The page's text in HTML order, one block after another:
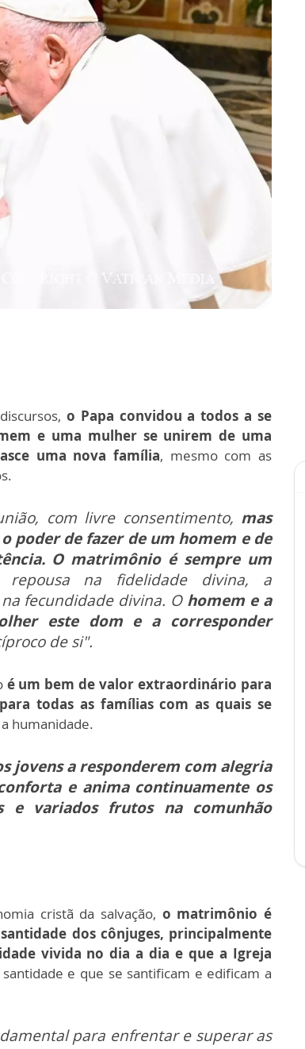
o Papa convidou a todos a se
e uma mulher se unirem de uma
uma nova família, mesmo com as
com livre consentimento, mas
poder de fazer de um homem e de
O matrimônio é sempre um
na fidelidade divina, a
fecundidade divina. Ohomem e a
este dom e a corresponder
de si".
é um bem de valor extraordinário para
todas as famílias com as quais se
humanidade.
jovens a responderem com alegria
e anima continuamente os
e variados frutos na comunhão
cristã da salvação, o matrimônio é
dos cônjuges, principalmente
vivida no dia a dia e que a Igreja
e que se santificam e edificam a
para enfrentar e superar as